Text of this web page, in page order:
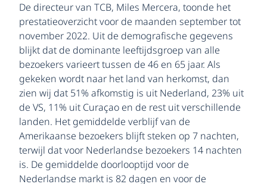
De directeur van TCB, Miles Mercera, toonde het
prestatieoverzicht voor de maanden september tot
november 2022. Uit de demografische gegevens
blijkt dat de dominante leeftijdsgroep van alle
bezoekers varieert tussen de 46 en 65 jaar. Als
gekeken wordt naar het land van herkomst, dan
zien wij dat 51% afkomstig is uit Nederland, 23% uit
de VS, 11% uit Curaçao en de rest uit verschillende
landen. Het gemiddelde verblijf van de
Amerikaanse bezoekers blijft steken op 7 nachten,
terwijl dat voor Nederlandse bezoekers 14 nachten
is. De gemiddelde doorlooptijd voor de
Nederlandse markt is 82 dagen en voor de